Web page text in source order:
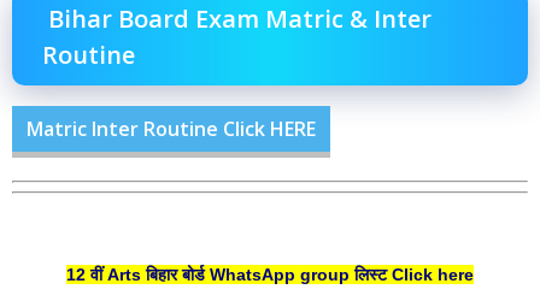
Bihar Board Exam Matric & Inter
Routine
Matric Inter Routine Click HERE
12 वीं Arts बिहार बोर्ड WhatsApp group लिस्ट Click here